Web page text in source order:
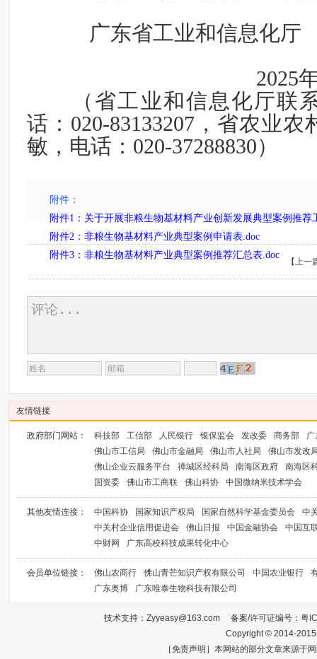
广东省工业和信息化
（省工业和信息化厅联
话：020-83133207，省农业
敏，电话：020-37288830）
附件：
附件1：关于开展非粮生物基材料产业创新发展典型案例推荐
附件2：非粮生物基材料产业典型案例申请表.doc
附件3：非粮生物基材料产业典型案例推荐汇总表.doc
【上一
友情链接
政府部门网站： 科技部 工信部 人民银行 银保监会 发改委 商务部
广
佛山市工信局
佛山市金融局 佛山市人社局
佛山市发改
佛山企业云服务平台
禅城区经科局 南海区政府
南海区
国资委
佛山市工商联 佛山科协 中国微纳米技术学会
其他友情连接： 中国科协 国家知识产权局 国家自然科学基金委员会
中
中关村企业信用促进会
佛山日报 中国金融协会
中国互
中财网
广东高校科技成果转化中心
会员单位链接： 佛山农商行 佛山青芒知识产权有限公司 中国农业银行
广东奥博
广东唯泰生物科技有限公司
技术支持：Zyyeasy@163.com 备案/许可证编号： 粤
Copyright © 2014-
［免责声明］本网站的部分文章来源于